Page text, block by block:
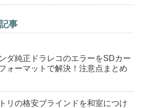
事
ダ純正ドラレコのエラーをSDカー
ォーマットで解決！注意点まとめ
リの格安ブラインドを和室につけ